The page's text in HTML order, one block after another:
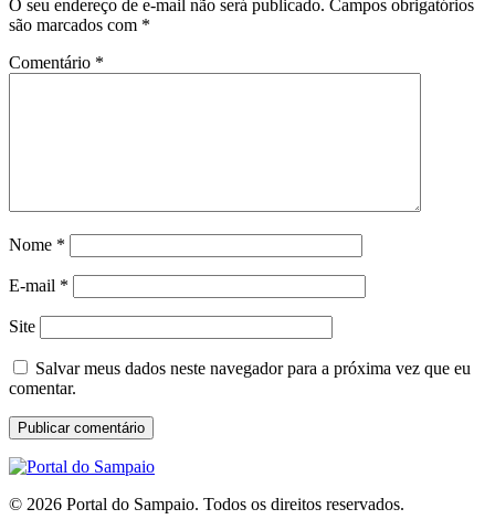
O seu endereço de e-mail não será publicado. Campos obrigatórios
são marcados com *
Comentário *
Nome *
E-mail *
Site
Salvar meus dados neste navegador para a próxima vez que eu
comentar.
© 2026 Portal do Sampaio. Todos os direitos reservados.